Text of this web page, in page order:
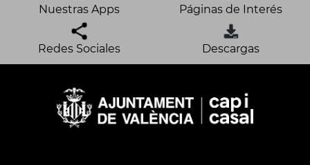
Nuestras Apps Páginas de Interés
Redes Sociales Descargas